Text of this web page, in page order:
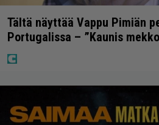
Tältä näyttää Vappu Pimiän
Portugalissa – ”Kaunis